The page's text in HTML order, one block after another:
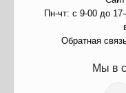
Пн-чт: с 9-00 до
Обратная
Мы в